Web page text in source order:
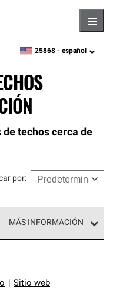
zipcode,language
25868 - español
techos cerca de
por:
MÁS INFORMACIÓN
de techos
y requisitos estrictos
Sitio web